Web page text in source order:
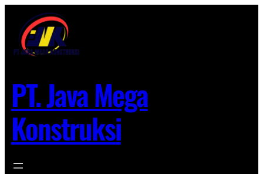
konten
PT. Java Mega
Konstruksi